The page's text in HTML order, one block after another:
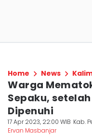
Home News
Warga
Sepaku,
Dipenuhi
17 Apr 2023, 22:00 WIB Kab.
Ervan Masbanjar